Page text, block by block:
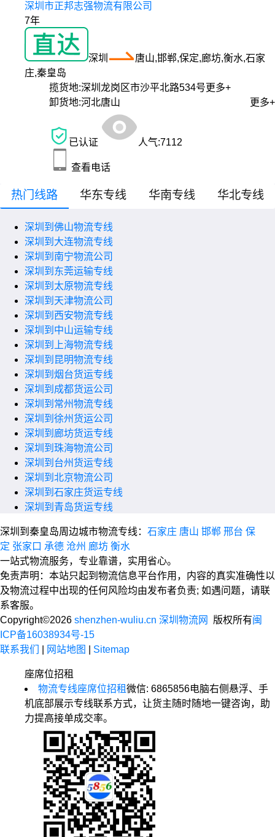
深圳市正邦志强物流有限公司
7年
深圳
唐山,邯郸,保定,廊坊,衡水,石家
庄,秦皇岛
揽货地:深圳龙岗区市沙平北路534号更多+
卸货地:河北唐山 更多+
已认证 人气:7112
查看电话
热门线路 华东专线 华南专线 华北专线
深圳到佛山物流专线
深圳到大连物流专线
深圳到南宁物流公司
深圳到东莞运输专线
深圳到太原物流专线
深圳到天津物流公司
深圳到西安物流专线
深圳到中山运输专线
深圳到上海物流专线
深圳到昆明物流专线
深圳到烟台货运专线
深圳到成都货运公司
深圳到常州物流专线
深圳到徐州货运公司
深圳到廊坊货运专线
深圳到珠海物流公司
深圳到台州货运专线
深圳到北京物流公司
深圳到石家庄货运专线
深圳到青岛货运专线
深圳到秦皇岛周边城市物流专线： 石家庄 唐山 邯郸 邢台 保
定 张家口 承德 沧州 廊坊 衡水
一站式物流服务，专业靠谱，实用省心。
免责声明：本站只起到物流信息平台作用，内容的真实准确性以
及物流过程中出现的任何风险均由发布者负责; 如遇问题，请联
系客服。
Copyright©2026 shenzhen-wuliu.cn 深圳物流网 版权所有闽
ICP备16038934号-15
联系我们
网站地图 Sitemap
座席位招租
物流专线座席位招租微信: 6865856电脑右侧悬浮、手
机底部展示专线联系方式，让货主随时随地一键咨询，助
力提高接单成交率。